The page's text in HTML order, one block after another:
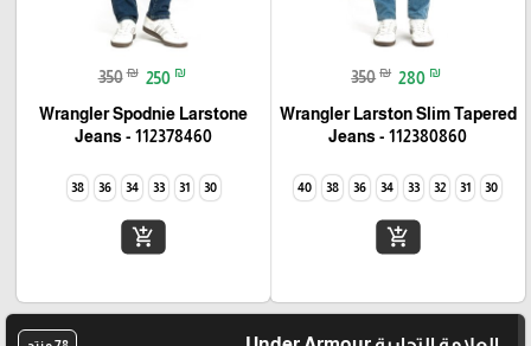
350 ₪ 280 ₪
Wrangler Larston Slim Tapered
Jeans - 112380860
30
31
32
33
34
36
38
40
add_shopping_cart
350 ₪ 250 ₪
Wrangler Spodnie Larstone
Jeans - 112378460
30
31
33
34
36
38
add_shopping_cart